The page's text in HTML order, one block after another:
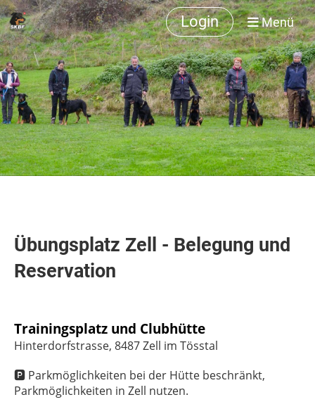
Login Menü
Übungsplatz Zell - Belegung und
Reservation
Trainingsplatz und Clubhütte
Hinterdorfstrasse, 8487 Zell im Tösstal
🅿️ Parkmöglichkeiten bei der Hütte beschränkt,
Parkmöglichkeiten in Zell nutzen.